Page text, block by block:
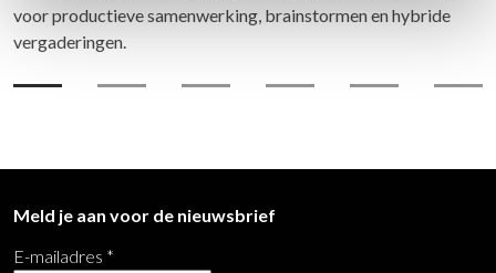
voor productieve samenwerking, brainstormen en hybride
vergaderingen.
Meld je aan voor de nieuwsbrief
E-mailadres *